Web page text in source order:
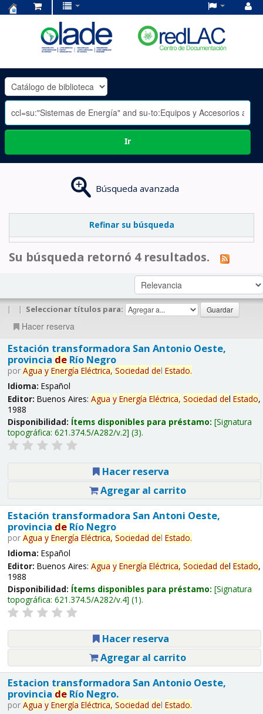
OLADE
-
Ir
Búsqueda avanzada
Refinar su búsqueda
Su búsqueda retornó 4 resultados.
| | Seleccionar títulos para:
Hacer reserva
Estación transformadora San Antonio Oeste,
provincia deRío Negro
por Agua y Energía Eléctrica, Sociedad del Estado.
Idioma: Español
Editor: Buenos Aires: Agua y Energía Eléctrica, Sociedad del Estado,
1988
Disponibilidad: Ítems disponibles para préstamo: Signatura
topográfica: 621.374.5/A282/v.2 (3).
Hacer reserva
Agregar al carrito
Estación transformadora San Antoni Oeste,
provincia deRío Negro
por Agua y Energía Eléctrica, Sociedad del Estado.
Idioma: Español
Editor: Buenos Aires: Agua y Energía Eléctrica, Sociedad del Estado,
1988
Disponibilidad: Ítems disponibles para préstamo: Signatura
topográfica: 621.374.5/A282/v.4 (1).
Hacer reserva
Agregar al carrito
Estacion transformadora San Antonio Oeste,
provincia deRío Negro.
por Agua y Energía Eléctrica, Sociedad del Estado.